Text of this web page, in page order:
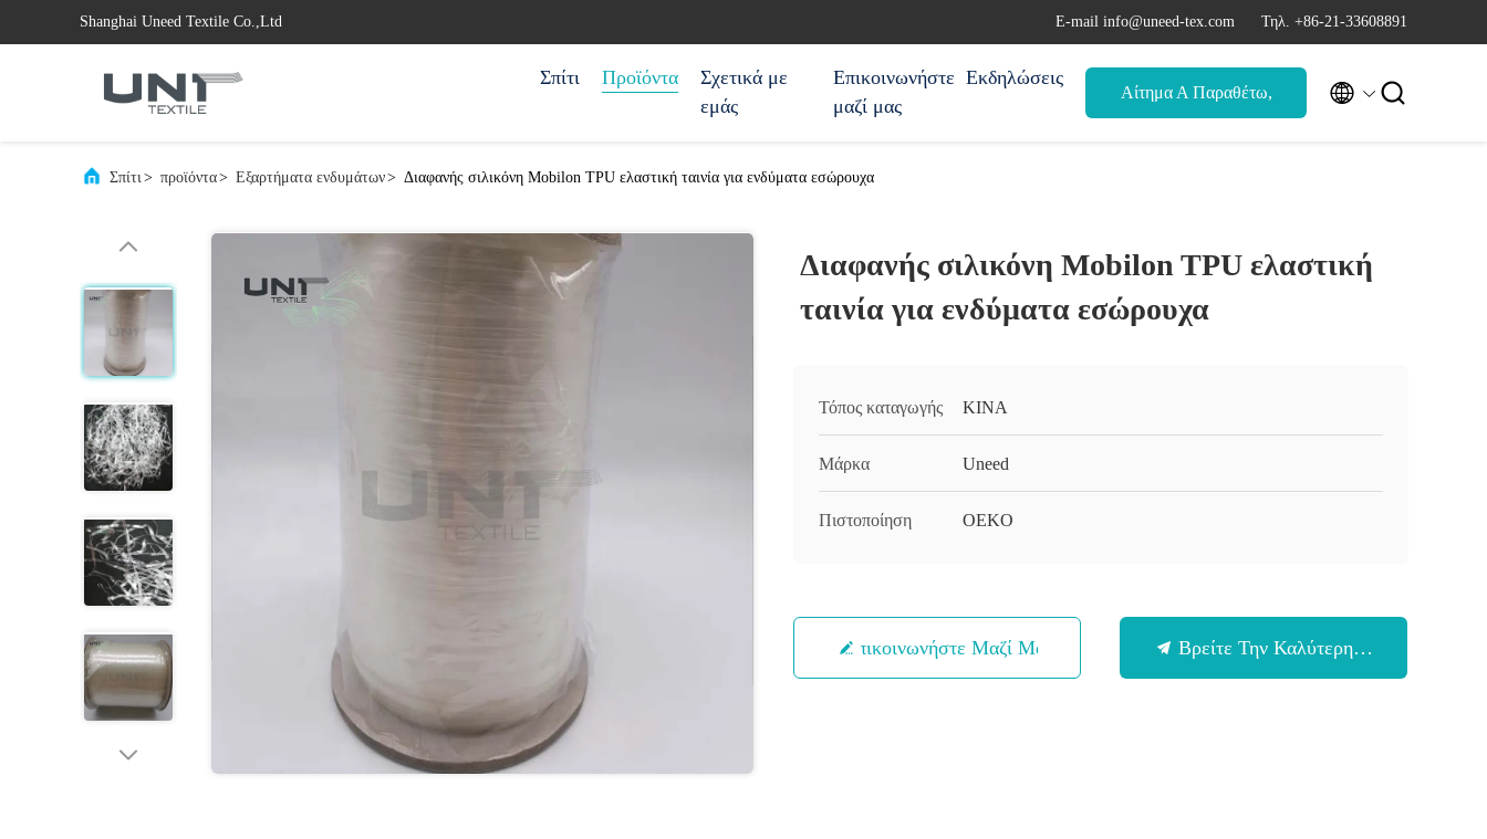
Shanghai Uneed Textile Co.,Ltd Ε-mail info@uneed-tex.com Τηλ. +86-21-33608891
Σπίτι Προϊόντα
Σχετικά με
εμάς
Επικοινωνήστε
μαζί μας
Εκδηλώσεις
Αίτημα Α Παραθέτω,  
Σπίτι> προϊόντα> Εξαρτήματα ενδυμάτων> Διαφανής σιλικόνη Mobilon TPU ελαστική ταινία για ενδύματα εσώρουχα
Διαφανής σιλικόνη Mobilon TPU ελαστική
ταινία για ενδύματα εσώρουχα
Τόπος καταγωγής ΚΙΝΑ
Μάρκα Uneed
Πιστοποίηση OEKO
Επικοινωνήστε Μαζί Μας Βρείτε Την Καλύτερη Τιμή